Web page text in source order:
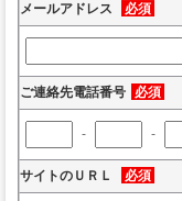
メールアドレス 必須
ご連絡先電話番号 必須
- -
サイトのＵＲＬ 必須